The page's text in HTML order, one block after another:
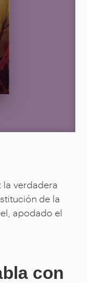
la verdadera
de la
apodado el
con